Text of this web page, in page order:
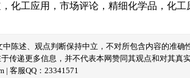
， 化工应用 ， 市场评论 ， 精细化学品 ， 化工
陈述、观点判断保持中立，不对所包含内容的准
传递更多信息，并不代表本网赞同其观点和对其
| 客服QQ：23341571